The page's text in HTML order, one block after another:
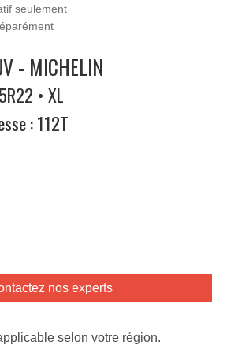
seulement
- MICHELIN
• XL
: 112T
nos experts
selon votre région.